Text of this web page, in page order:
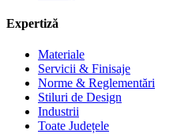
Expertiză
Materiale
Servicii & Finisaje
Norme & Reglementări
Stiluri de Design
Industrii
Toate Județele